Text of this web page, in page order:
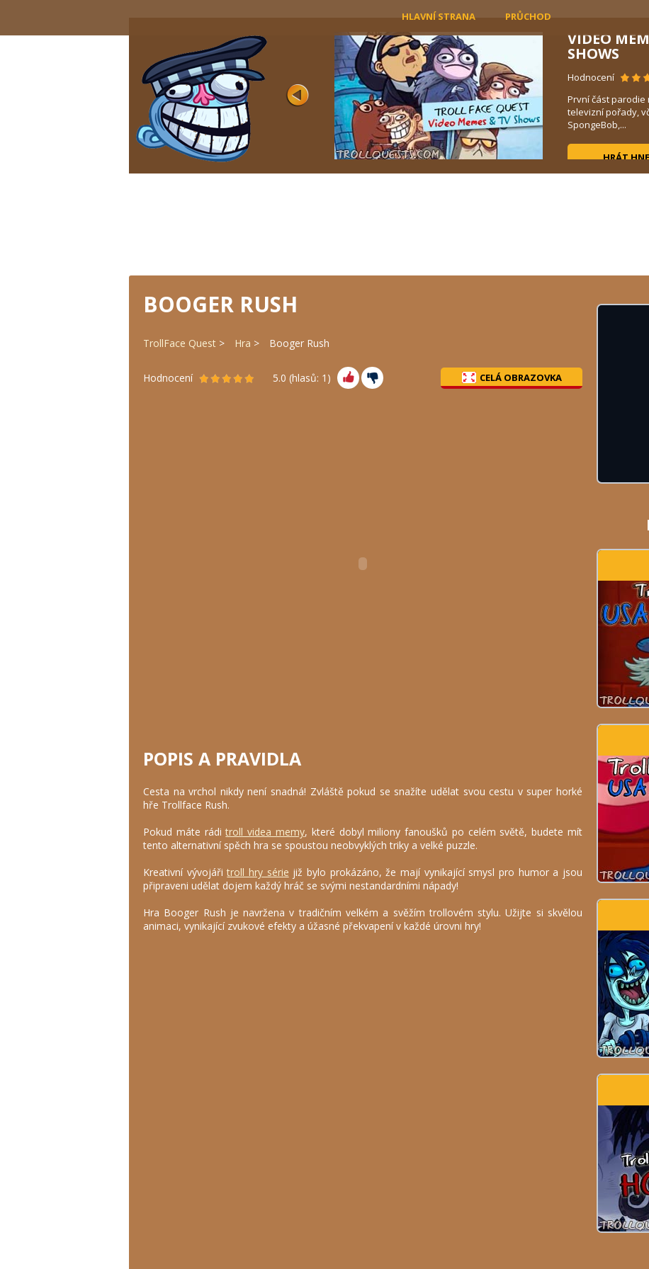
HLAVNÍ STRANA PRŮCHOD
USA
Hodnocení
Hráno 4K
Nová série trollování a vtipů na populární
Američany z různých období. Hra se skládá
...
HRÁT HNED
VIDEO
SHOWS
Hodnocení
První část
televizní pořady,
SpongeBob,...
HRÁT
BOOGER RUSH
TrollFace Quest Hra Booger Rush
Hodnocení 5.0 (hlasů: 1 ) CELÁ OBRAZOVKA
POPIS A PRAVIDLA
Cesta na vrchol nikdy není snadná! Zvláště pokud se snažíte udělat svou cestu v super horké
hře Trollface Rush.
Pokud máte ráditroll videa memy, které dobyl miliony fanoušků po celém světě, budete mít
tento alternativní spěch hra se spoustou neobvyklých triky a velké puzzle.
Kreativní vývojářitroll hry série již bylo prokázáno, že mají vynikající smysl pro humor a jsou
připraveni udělat dojem každý hráč se svými nestandardními nápady!
Hra Booger Rush je navržena v tradičním velkém a svěžím trollovém stylu. Užijte si skvělou
animaci, vynikající zvukové efekty a úžasné překvapení v každé úrovni hry!